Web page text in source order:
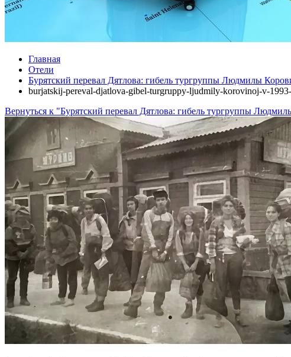
Главная
Отели
Бурятский перевал Дятлова: гибель тургруппы Людмилы
burjatskij-pereval-djatlova-gibel-turgruppy-ljudmily-korovinoj-v-
Вернуться к "Бурятский перевал Дятлова: гибель тургруппы